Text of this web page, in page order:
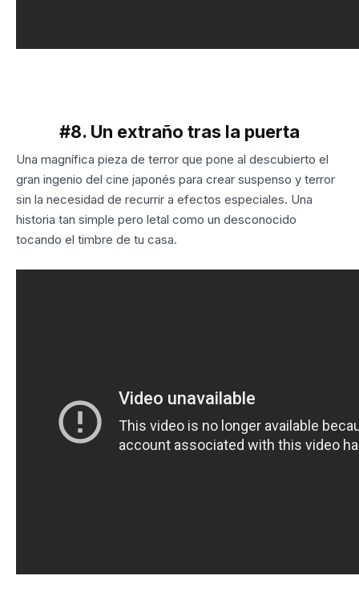
#8. Un extraño tras la puerta
Una magnífica pieza de terror que pone al descubierto el
gran ingenio del cine japonés para crear suspenso y terror
sin la necesidad de recurrir a efectos especiales. Una
historia tan simple pero letal como un desconocido
tocando el timbre de tu casa.